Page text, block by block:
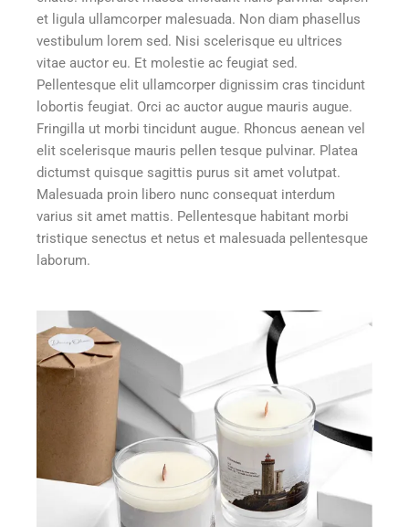
et ligula ullamcorper malesuada. Non diam phasellus
vestibulum lorem sed. Nisi scelerisque eu ultrices
vitae auctor eu. Et molestie ac feugiat sed.
Pellentesque elit ullamcorper dignissim cras tincidunt
lobortis feugiat. Orci ac auctor augue mauris augue.
Fringilla ut morbi tincidunt augue. Rhoncus aenean vel
elit scelerisque mauris pellen tesque pulvinar. Platea
dictumst quisque sagittis purus sit amet volutpat.
Malesuada proin libero nunc consequat interdum
varius sit amet mattis. Pellentesque habitant morbi
tristique senectus et netus et malesuada pellentesque
laborum.